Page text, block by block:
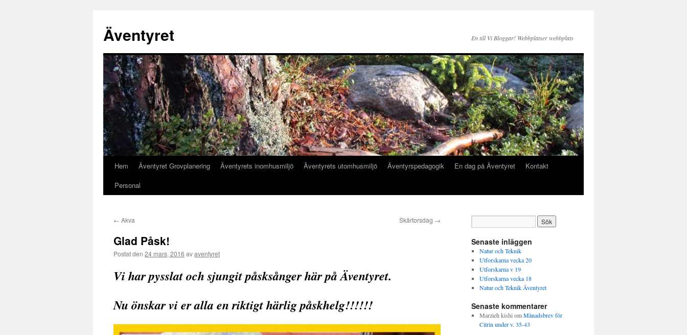
Äventyret En till Vi Bloggar! Webbplatser webbplats
Hoppa
Hem Äventyret Grovplanering Äventyrets inomhusmiljö Äventyrets utomhusmiljö Äventyrspedagogik En dag på Äventyret
Kontakt
Personal
← Akva Skärtorsdag →
Glad Påsk!
Postat den 24 mars, 2016 avaventyret
Vi har pysslat och sjungit påsksånger här på Äventyret.
Nu önskar vi er alla en riktigt härlig påskhelg!!!!!!
Senaste inläggen
Natur och Teknik
Utforskarna vecka 20
Utforskarna v 19
Utforskarna vecka 18
Natur och Teknik Äventyret
Senaste kommentarer
Marzieh kishi omMånadsbrev för
Citrin under v. 35-43